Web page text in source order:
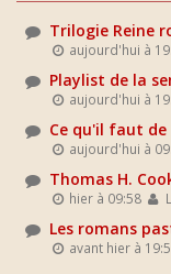
Trilogie Reine
aujourd'hui à
Playlist de la
aujourd'hui à
Ce qu'il faut de
aujourd'hui à
Thomas H.
hier à 09:58
Les romans
avant hier à